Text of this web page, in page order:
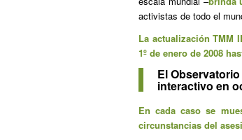
activistas de todo el
La actualización TMM
1º de enero de 2008
El
interactivo en
En cada caso se
circunstancias del